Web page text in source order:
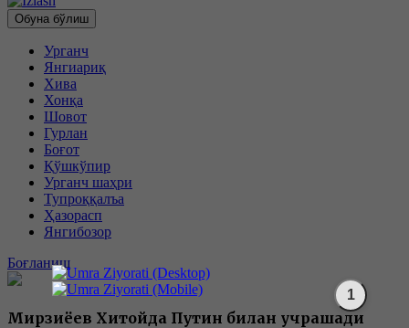
Обуна бўлиш
Урганч
Янгиариқ
Хива
Хонқа
Шовот
Гурлан
Боғот
Қўшкўпир
Урганч шаҳри
Тупроққалъа
Ҳазорасп
Янгибозор
Боғланиш
Мирзиёев Хитойда Путин билан учрашади